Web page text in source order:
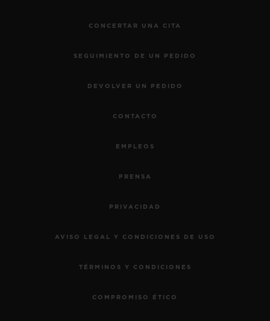
CONCERTAR UNA CITA
SEGUIMIENTO DE UN PEDIDO
DEVOLVER UN PEDIDO
CONTACTO
EMPLEOS
PRENSA
PRIVACIDAD
AVISO LEGAL Y CONDICIONES DE USO
TÉRMINOS Y CONDICIONES
COMPROMISO ÉTICO